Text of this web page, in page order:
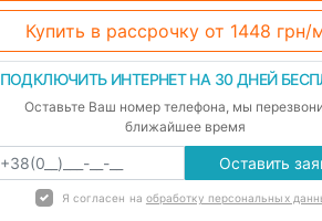
Купить в рассрочку от 1448 грн/
ПОДКЛЮЧИТЬ ИНТЕРНЕТ НА 30 ДНЕЙ
Оставьте Ваш номер телефона, мы
ближайшее время
Оставить
Я согласен на обработку персональных